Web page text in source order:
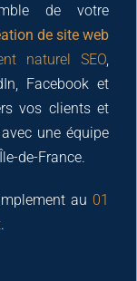
de votre
de site web
naturel SEO,
Facebook et
vos clients et
une équipe
de-France.
au 01
.